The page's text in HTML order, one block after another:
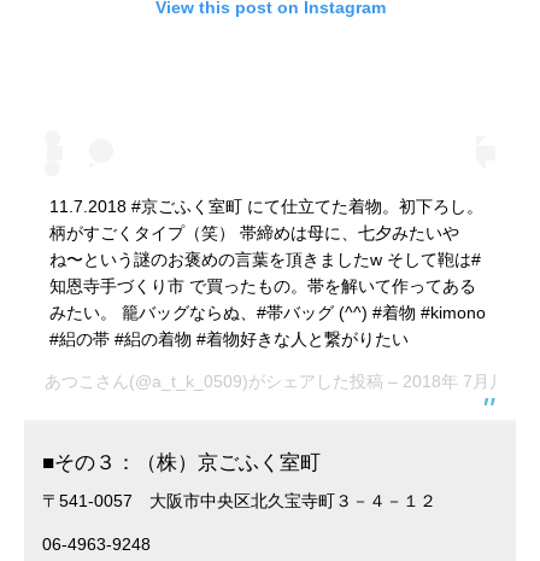
View this post on Instagram
11.7.2018 #京ごふく室町 にて仕立てた着物。初下ろし。
柄がすごくタイプ（笑） 帯締めは母に、七夕みたいや
ね〜という謎のお褒めの言葉を頂きましたw そして鞄は#
知恩寺手づくり市 で買ったもの。帯を解いて作ってある
みたい。 籠バッグならぬ、#帯バッグ (^^) #着物 #kimono
#絽の帯 #絽の着物 #着物好きな人と繋がりたい
あつこ さん(@a_t_k_0509)がシェアした投稿 – 2018年 7月月11
■その３：（株）京ごふく室町
〒541-0057 大阪市中央区北久宝寺町３－４－１２
06-4963-9248